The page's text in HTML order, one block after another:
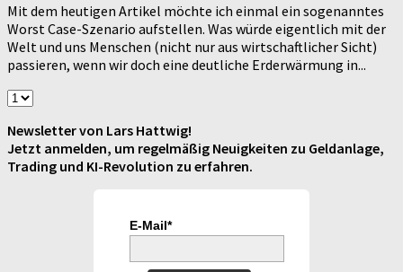
Mit dem heutigen Artikel möchte ich einmal ein sogenanntes
Worst Case-Szenario aufstellen. Was würde eigentlich mit der
Welt und uns Menschen (nicht nur aus wirtschaftlicher Sicht)
passieren, wenn wir doch eine deutliche Erderwärmung in...
Newsletter von Lars Hattwig!
Jetzt anmelden, um regelmäßig Neuigkeiten zu Geldanlage,
Trading und KI-Revolution zu erfahren.
E-Mail*